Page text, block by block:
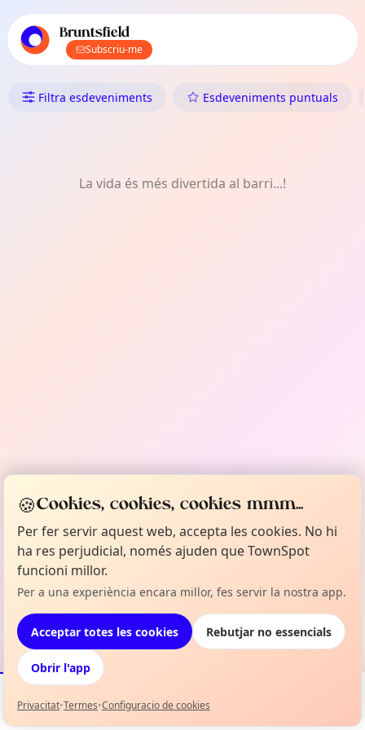
d'esdeveniments locals de TownSpot
Bruntsfield
Subscriu-me
Què Fer a Bruntsfield: Jocs
Filtra esdeveniments Esdeveniments puntuals
La vida és més divertida al barri...!
Esdeveniments Mapa La meva selecció
🍪Cookies, cookies, cookies mmm...
Per fer servir aquest web, accepta les cookies. No hi
ha res perjudicial, només ajuden que TownSpot
funcioni millor.
Per a una experiència encara millor, fes servir la nostra app.
Acceptar totes les cookies Rebutjar no essencials
Obrir l'app
Privacitat•Termes•Configuracio de cookies